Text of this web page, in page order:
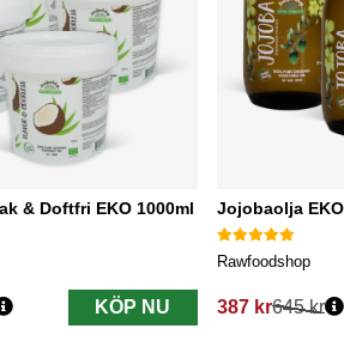
& Doftfri EKO 1000ml
KÖP NU
Jojobaolja
Rawfoodshop
387 kr
Ordinarie pris:
645 kr